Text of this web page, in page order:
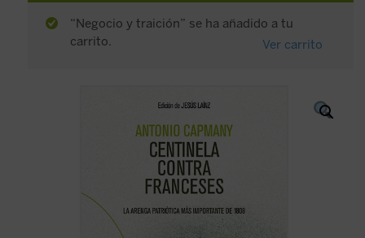
“Negocio y traición” se ha añadido a tu
carrito.
Ver carrito